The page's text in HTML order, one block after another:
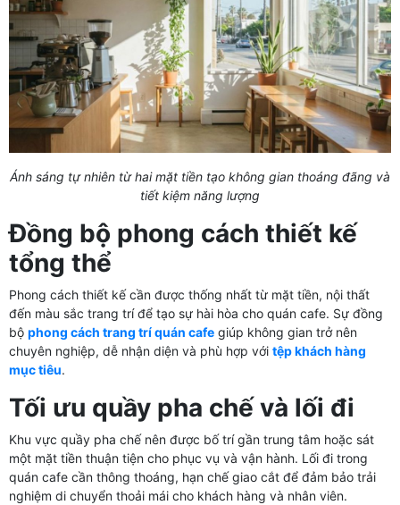
Ánh sáng tự nhiên từ hai mặt tiền tạo không gian thoáng đãng và
tiết kiệm năng lượng
Đồng bộ phong cách thiết kế
tổng thể
Phong cách thiết kế cần được thống nhất từ mặt tiền, nội thất
đến màu sắc trang trí để tạo sự hài hòa cho quán cafe. Sự đồng
bộ phong cách trang trí quán cafe giúp không gian trở nên
chuyên nghiệp, dễ nhận diện và phù hợp với tệp khách hàng
mục tiêu.
Tối ưu quầy pha chế và lối đi
Khu vực quầy pha chế nên được bố trí gần trung tâm hoặc sát
một mặt tiền thuận tiện cho phục vụ và vận hành. Lối đi trong
quán cafe cần thông thoáng, hạn chế giao cắt để đảm bảo trải
nghiệm di chuyển thoải mái cho khách hàng và nhân viên.